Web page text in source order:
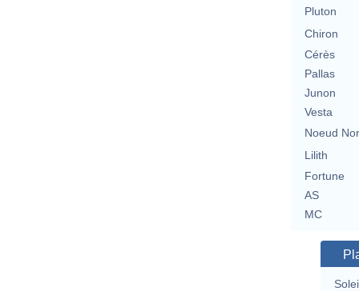
Pluton
Chiron
Cérès
Pallas
Junon
Vesta
Noeud
Lilith
Fortune
AS
MC